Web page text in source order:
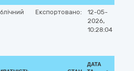
Експортовано:
12-05-
2026,
10:28:04
ДАТА